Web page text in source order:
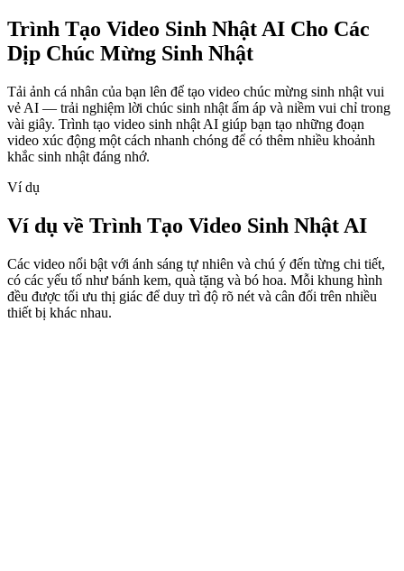
Trình Tạo Video Sinh Nhật AI Cho Các
Dịp Chúc Mừng Sinh Nhật
Tải ảnh cá nhân của bạn lên để tạo video chúc mừng sinh nhật vui
vẻ AI — trải nghiệm lời chúc sinh nhật ấm áp và niềm vui chỉ trong
vài giây. Trình tạo video sinh nhật AI giúp bạn tạo những đoạn
video xúc động một cách nhanh chóng để có thêm nhiều khoảnh
khắc sinh nhật đáng nhớ.
Ví dụ
Ví dụ về Trình Tạo Video Sinh Nhật AI
Các video nổi bật với ánh sáng tự nhiên và chú ý đến từng chi tiết,
có các yếu tố như bánh kem, quà tặng và bó hoa. Mỗi khung hình
đều được tối ưu thị giác để duy trì độ rõ nét và cân đối trên nhiều
thiết bị khác nhau.